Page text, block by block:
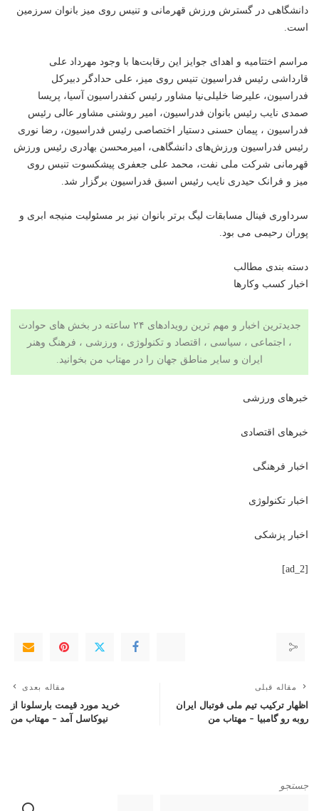
دانشگاهی در گسترش ورزش قهرمانی و تنیس روی میز بانوان سرزمین
است.
مراسم اختتامیه و اهدای جوایز این رقابت‌ها با وجود مهرداد علی
قارداشی رئیس فدراسیون تنیس روی میز، علی حدادگر دبیرکل
فدراسیون، علیرضا خلیلی‌نیا مشاور رئیس کنفدراسیون آسیا، پریسا
صمدی نایب رئیس بانوان فدراسیون، امیر روشنی مشاور عالی رئیس
فدراسیون ، پیمان حسنی دستیار اختصاصی رئیس فدراسیون، رضا نوری
رئیس فدراسیون ورزش‌های دانشگاهی، امیرمحسن بهادری رئیس ورزش
قهرمانی شرکت ملی نفت، محمد علی جعفری پیشکسوت تنیس روی
میز و فرانک حیدری نایب رئیس اسبق فدراسیون برگزار شد.
سرداوری فینال مسابقات لیگ برتر بانوان نیز بر مسئولیت منیجه ابری و
پوران رحیمی می بود.
دسته بندی مطالب
اخبار کسب وکارها
جدیدترین اخبار و مهم ترین رویدادهای ۲۴ ساعته در بخش های حوادث
، اجتماعی ، سیاسی ، اقتصاد و تکنولوژی ، ورزشی ، فرهنگ وهنر
ایران و سایر مناطق جهان را در مهتاب من بخوانید.
خبرهای ورزشی
خبرهای اقتصادی
اخبار فرهنگی
اخبار تکنولوژی
اخبار پزشکی
[ad_2]
مقاله قبلی
اظهار ترکیب تیم ملی فوتبال ایران
روبه رو گامبیا – مهتاب من
مقاله بعدی
خرید مورد قیمت بارسلونا از
نیوکاسل آمد – مهتاب من
جستجو